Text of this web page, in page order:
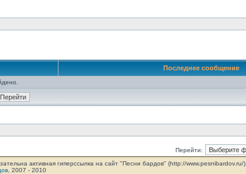
Последнее сообщение
Перейти:
активная гиперссылка на сайт "Песни бардов" (http://www.pesnibardov.ru/).
, 2007 - 2010